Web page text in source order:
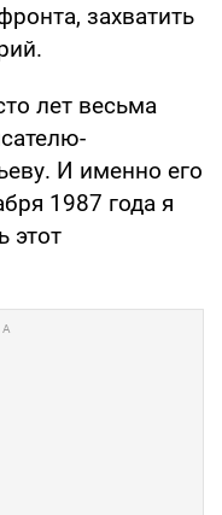
захватить
лет весьма
И именно его
1987 года я
этот